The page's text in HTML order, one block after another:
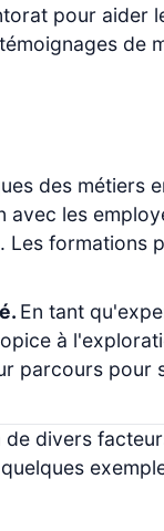
pour aider
de
des métiers
les
formations
En tant
à
parcours
divers